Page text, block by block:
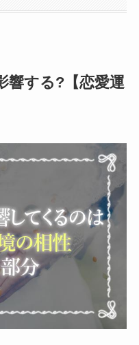
響する?【恋愛運